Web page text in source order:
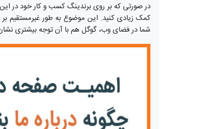
در صورتی ‌که بر روی برندینگ کسب و کار خود در
کمک زیادی کنید. این موضوع به طور غیرمستقیم
شما در فضای وب، گوگل هم با آن توجه بیشتری